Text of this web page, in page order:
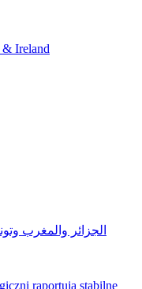
Ireland
/ الجزائر والمغرب